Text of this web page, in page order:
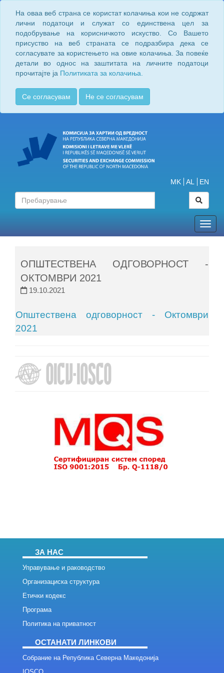
На оваа веб страна се користат колачиња кои не содржат
лични податоци и служат со единствена цел за
подобрување на корисничкото искуство. Со Вашето
присуство на веб страната се подразбира дека се
согласувате за користењето на овие колачиња. За повеќе
детали во однос на заштитата на личните податоци
прочитајте ја Политиката за колачиња.
Се согласувам Не се согласувам
MK AL EN
ОПШТЕСТВЕНА ОДГОВОРНОСТ -
ОКТОМВРИ 2021
19.10.2021
Општествена одговорност - Октомври
2021
ЗА НАС
Управување и раководство
Организациска структура
Етички кодекс
Програма
Политика на приватност
ОСТАНАТИ ЛИНКОВИ
Собрание на Република Северна Македонија